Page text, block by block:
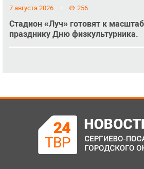
7 августа 2026 256
Стадион «Луч» готовят к
празднику Дню физкультурника.